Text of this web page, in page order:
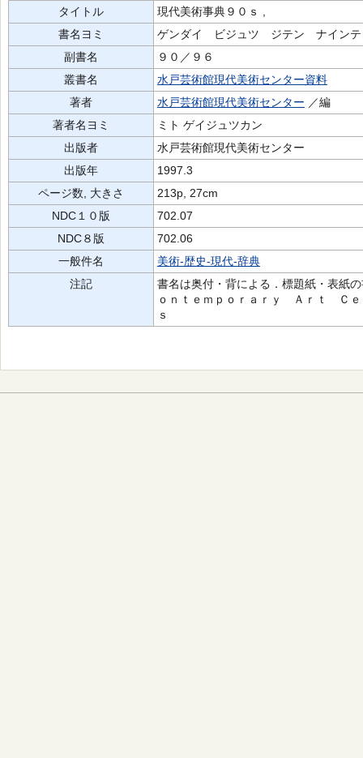
タイトル
現代美術事典９０ｓ ,
書名ヨミ
ゲンダイ ビジュツ ジテン ナインテ
副書名
９０／９６
叢書名
水戸芸術館現代美術センター資料
著者
水戸芸術館現代美術センター ／編
著者名ヨミ
ミト ゲイジュツカン
出版者
水戸芸術館現代美術センター
出版年
1997.3
ページ数, 大きさ
213p, 27cm
NDC１０版
702.07
NDC８版
702.06
一般件名
美術-歴史-現代-辞典
注記
書名は奥付・背による．標題紙・表
ｏｎｔｅｍｐｏｒａｒｙ Ａｒｔ
ｓ